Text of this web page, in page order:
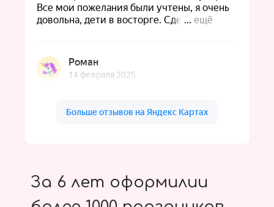
За 6 лет оформилии